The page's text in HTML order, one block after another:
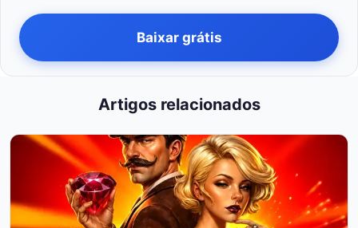
Baixar grátis
Artigos relacionados